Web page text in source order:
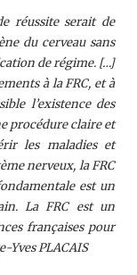
réussite serait de
du cerveau sans
de régime. […]
à la FRC, et à
l’existence des
procédure claire et
les maladies et
nerveux, la FRC
est un
La FRC est un
françaises pour
Yves PLACAIS